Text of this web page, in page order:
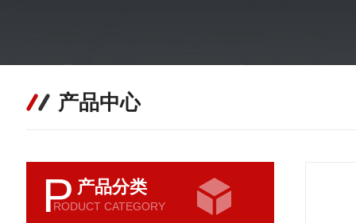
产品中心
P 产品分类
RODUCT CATEGORY